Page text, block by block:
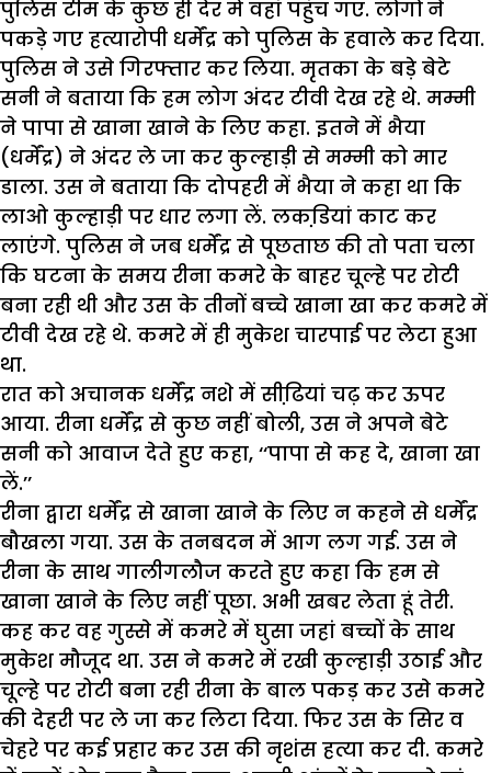
पुलिस टीम के कुछ ही देर में वहां पहुंच गए. लोगों ने
पकड़े गए हत्यारोपी धर्मेंद्र को पुलिस के हवाले कर दिया.
पुलिस ने उसे गिरफ्तार कर लिया. मृतका के बड़े बेटे
सनी ने बताया कि हम लोग अंदर टीवी देख रहे थे. मम्मी
ने पापा से खाना खाने के लिए कहा. इतने में भैया
(धर्मेंद्र) ने अंदर ले जा कर कुल्हाड़ी से मम्मी को मार
डाला. उस ने बताया कि दोपहरी में भैया ने कहा था कि
लाओ कुल्हाड़ी पर धार लगा लें. लकडि़यां काट कर
लाएंगे. पुलिस ने जब धर्मेंद्र से पूछताछ की तो पता चला
कि घटना के समय रीना कमरे के बाहर चूल्हे पर रोटी
बना रही थी और उस के तीनों बच्चे खाना खा कर कमरे में
टीवी देख रहे थे. कमरे में ही मुकेश चारपाई पर लेटा हुआ
था.
रात को अचानक धर्मेंद्र नशे में सीढि़यां चढ़ कर ऊपर
आया. रीना धर्मेंद्र से कुछ नहीं बोली, उस ने अपने बेटे
सनी को आवाज देते हुए कहा, ‘‘पापा से कह दे, खाना खा
लें.’’
रीना द्वारा धर्मेंद्र से खाना खाने के लिए न कहने से धर्मेंद्र
बौखला गया. उस के तनबदन में आग लग गई. उस ने
रीना के साथ गालीगलौज करते हुए कहा कि हम से
खाना खाने के लिए नहीं पूछा. अभी खबर लेता हूं तेरी.
कह कर वह गुस्से में कमरे में घुसा जहां बच्चों के साथ
मुकेश मौजूद था. उस ने कमरे में रखी कुल्हाड़ी उठाई और
चूल्हे पर रोटी बना रही रीना के बाल पकड़ कर उसे कमरे
की देहरी पर ले जा कर लिटा दिया. फिर उस के सिर व
चेहरे पर कई प्रहार कर उस की नृशंस हत्या कर दी. कमरे